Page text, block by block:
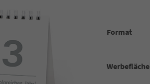
Format
Werbefläche